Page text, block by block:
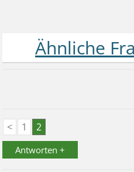
< 1 2
Antworten +